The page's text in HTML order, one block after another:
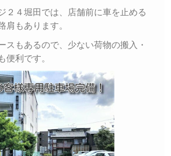
２４堀田では、店舗前に車を止める
肩もあります。
スもあるので、少ない荷物の搬入・
便利です。